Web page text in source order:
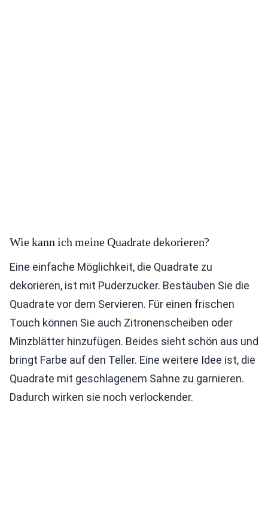
Wie kann ich meine Quadrate dekorieren?
Eine einfache Möglichkeit, die Quadrate zu
dekorieren, ist mit Puderzucker. Bestäuben Sie die
Quadrate vor dem Servieren. Für einen frischen
Touch können Sie auch Zitronenscheiben oder
Minzblätter hinzufügen. Beides sieht schön aus und
bringt Farbe auf den Teller. Eine weitere Idee ist, die
Quadrate mit geschlagenem Sahne zu garnieren.
Dadurch wirken sie noch verlockender.